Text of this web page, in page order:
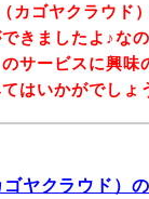
カゴヤクラウド
きましたよ♪な
サービスに興味
はいかがでしょ
ヤクラウド）